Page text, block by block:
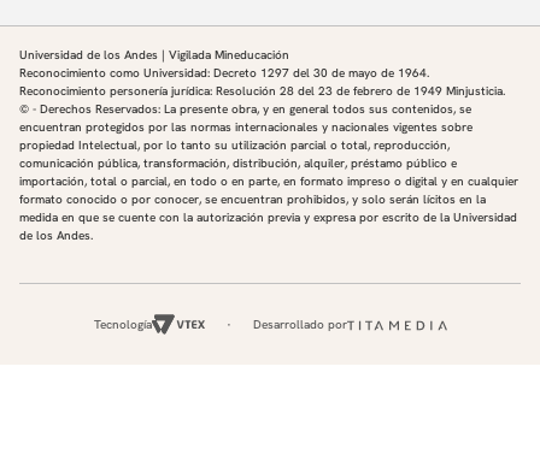
Universidad de los Andes | Vigilada Mineducación
Reconocimiento como Universidad: Decreto 1297 del 30 de mayo de 1964.
Reconocimiento personería jurídica: Resolución 28 del 23 de febrero de 1949 Minjusticia.
© - Derechos Reservados: La presente obra, y en general todos sus contenidos, se
encuentran protegidos por las normas internacionales y nacionales vigentes sobre
propiedad Intelectual, por lo tanto su utilización parcial o total, reproducción,
comunicación pública, transformación, distribución, alquiler, préstamo público e
importación, total o parcial, en todo o en parte, en formato impreso o digital y en cualquier
formato conocido o por conocer, se encuentran prohibidos, y solo serán lícitos en la
medida en que se cuente con la autorización previa y expresa por escrito de la Universidad
de los Andes.
Tecnología Desarrollado por